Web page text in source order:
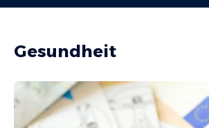
Gesundheit